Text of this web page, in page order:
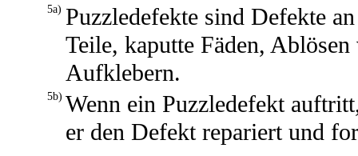
5a) Puzzledefekte sind Defekte
Teile, kaputte Fäden,
Aufklebern.
5b) Wenn ein Puzzledefekt
er den Defekt repariert und